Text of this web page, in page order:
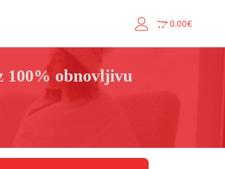
0.00€
100% obnovljivu